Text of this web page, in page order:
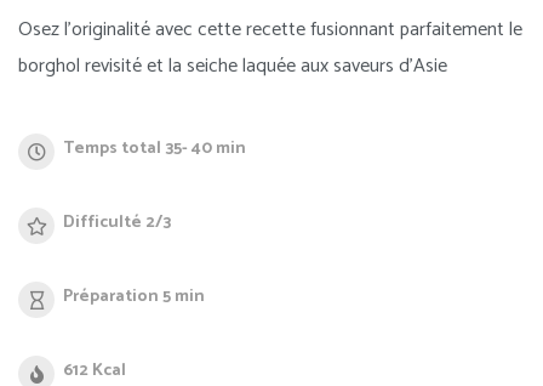
Osez l’originalité avec cette recette fusionnant parfaitement le
borghol revisité et la seiche laquée aux saveurs d’Asie
Temps total 35- 40 min
Difficulté 2/3
Préparation 5 min
612 Kcal